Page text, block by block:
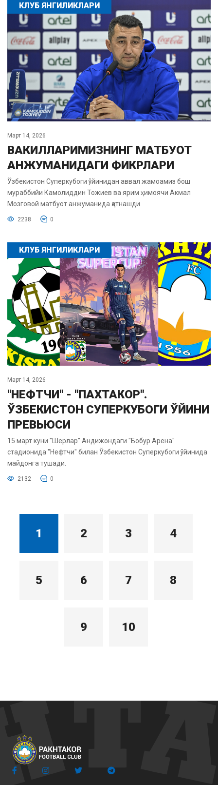
КЛУБ ЯНГИЛИКЛАРИ
Март 14, 2026
ВАКИЛЛАРИМИЗНИНГ МАТБУОТ
АНЖУМАНИДАГИ ФИКРЛАРИ
Ўзбекистон Суперкубоги ўйинидан аввал жамоамиз бош
мураббийи Камолиддин Тожиев ва ярим ҳимоячи Акмал
Мозговой матбуот анжуманида қатнашди.
2238 0
КЛУБ ЯНГИЛИКЛАРИ
Март 14, 2026
"НЕФТЧИ" - "ПАХТАКОР".
ЎЗБЕКИСТОН СУПЕРКУБОГИ ЎЙИНИ
ПРЕВЬЮСИ
15 март куни "Шерлар" Андижондаги "Бобур Арена"
стадионида "Нефтчи" билан Ўзбекистон Суперкубоги ўйинида
майдонга тушади.
2132 0
1 2 3 4
5 6 7 8
9 10